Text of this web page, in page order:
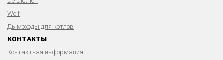
Wolf
Дымоходы для котлов
КОНТАКТЫ
Контактная информация